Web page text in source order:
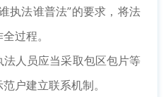
执法谁普法”的要求，将法
过程。
人员应当采取包区包片等
户建立联系机制。